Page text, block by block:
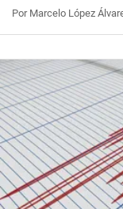
Por Marcelo López